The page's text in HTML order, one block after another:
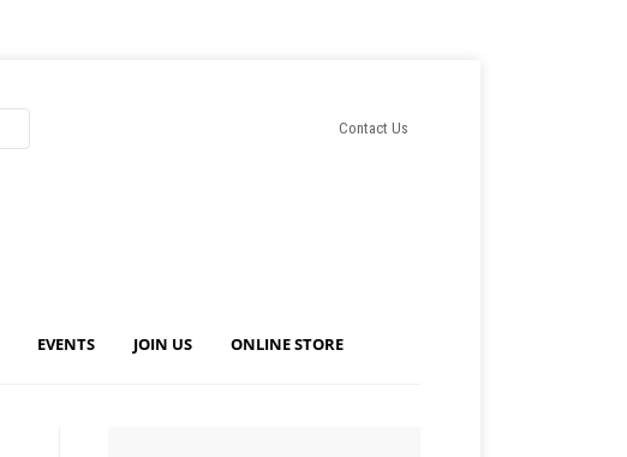
Contact Us
EVENTS JOIN US ONLINE STORE